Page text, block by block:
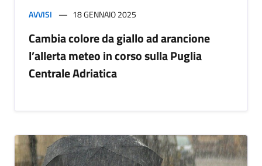
AVVISI 18 GENNAIO 2025
Cambia colore da giallo ad arancione
l’allerta meteo in corso sulla Puglia
Centrale Adriatica